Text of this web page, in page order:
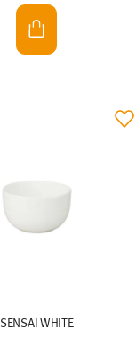
SENSAI WHITE